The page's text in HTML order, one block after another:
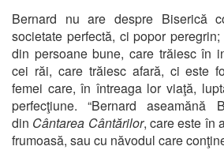
Bernard nu are despre Biserică
societate perfectă, ci popor
din persoane bune, care trăiesc în
cei răi, care trăiesc afară, ci este
femei care, în întreaga lor viaţă,
perfecţiune. “Bernard aseamănă
din Cântarea Cântărilor, care este în
frumoasă, sau cu năvodul care